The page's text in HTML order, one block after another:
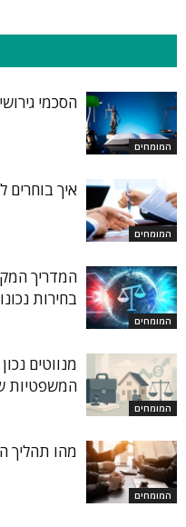
המומחים
הסכמי
המומחים
איך בוחרים
המומחים
המדריך
בחירות
המומחים
מנווטים
המשפטיות
המומחים
מהו תהליך